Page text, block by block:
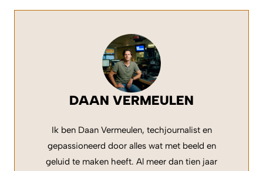
DAAN VERMEULEN
Ik ben Daan Vermeulen, techjournalist en
gepassioneerd door alles wat met beeld en
geluid te maken heeft. Al meer dan tien jaar